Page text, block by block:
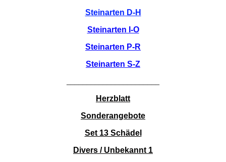
Steinarten D-H
Steinarten I-O
Steinarten P-R
Steinarten S-Z
Herzblatt
Sonderangebote
Set 13 Schädel
Divers / Unbekannt 1